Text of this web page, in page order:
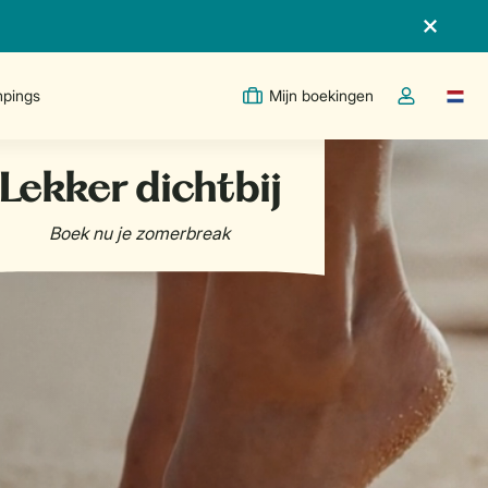
Mijn boekingen
Open deTaal